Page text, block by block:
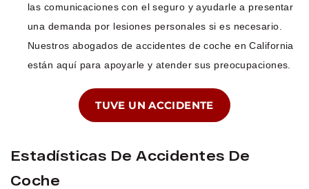
las comunicaciones con el seguro y ayudarle a presentar
una demanda por lesiones personales si es necesario.
Nuestros abogados de accidentes de coche en California
están aquí para apoyarle y atender sus preocupaciones.
TUVE UN ACCIDENTE
Estadísticas De Accidentes De
Coche